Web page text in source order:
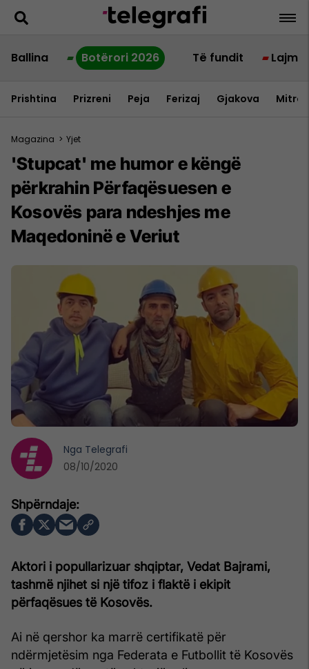
Ballina Botërori 2026 Të fundit Lajme
Prishtina Prizreni Peja Ferizaj Gjakova
Magazina > Yjet
'Stupcat' me humor e këngë
përkrahin Përfaqësuesen e
Kosovës para ndeshjes me
Maqedoninë e Veriut
Aktori i popullarizuar shqiptar, Vedat Bajrami,
tashmë njihet si një tifoz i flaktë i ekipit
përfaqësues të Kosovës.
Ai në qershor ka marrë certifikatë për
ndërmjetësim nga Federata e Futbollit të Kosovës
Nga Telegrafi
08/10/2020